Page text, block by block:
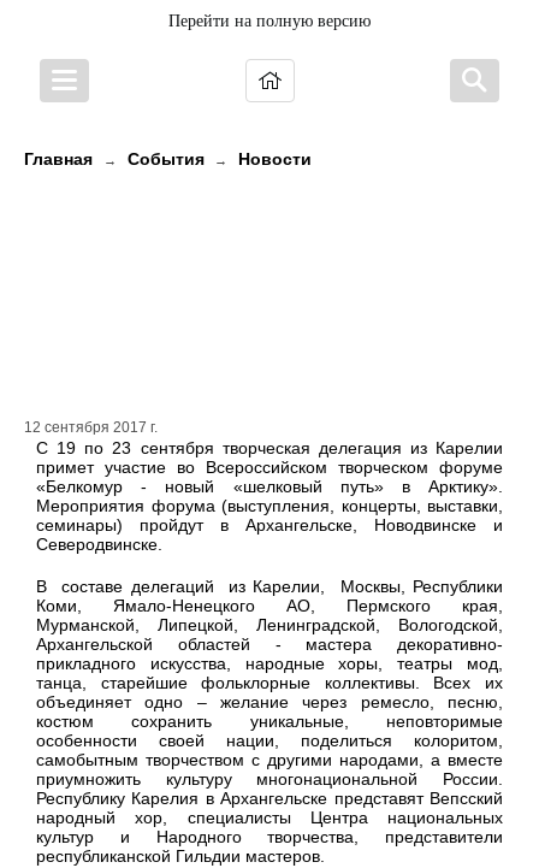
Перейти на полную версию
Главная → События → Новости
12 сентября 2017 г.
С 19 по 23 сентября творческая делегация из Карелии
примет участие во Всероссийском творческом форуме
«Белкомур - новый «шелковый путь» в Арктику».
Мероприятия форума (выступления, концерты, выставки,
семинары) пройдут в Архангельске, Новодвинске и
Северодвинске.
В составе делегаций из Карелии, Москвы, Республики
Коми, Ямало-Ненецкого АО, Пермского края,
Мурманской, Липецкой, Ленинградской, Вологодской,
Архангельской областей - мастера декоративно-
прикладного искусства, народные хоры, театры мод,
танца, старейшие фольклорные коллективы. Всех их
объединяет одно – желание через ремесло, песню,
костюм сохранить уникальные, неповторимые
особенности своей нации, поделиться колоритом,
самобытным творчеством с другими народами, а вместе
приумножить культуру многонациональной России.
Республику Карелия в Архангельске представят Вепсский
народный хор, специалисты Центра национальных
культур и Народного творчества, представители
республиканской Гильдии мастеров.